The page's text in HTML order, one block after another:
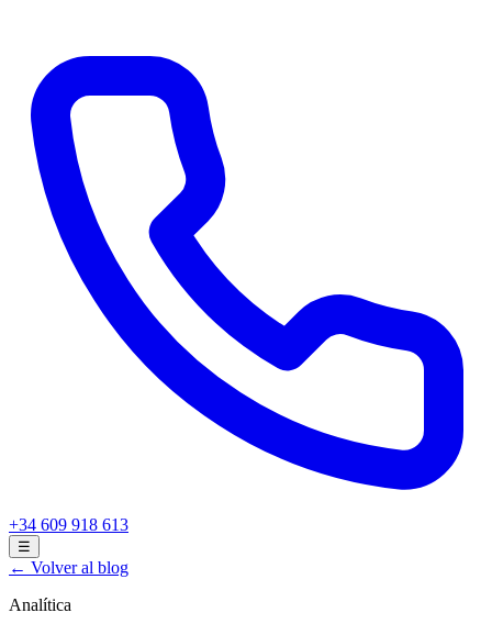
+34 609 918 613
☰
← Volver al blog
Analítica